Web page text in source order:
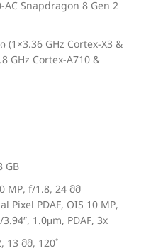
Snapdragon 8 Gen 2
GHz Cortex-X3 &
GHz Cortex-A710 &
GB
MP, f/1.8, 24 მმ
Pixel PDAF, OIS 10 MP,
1.0μm, PDAF, 3x
მმ, 120˚